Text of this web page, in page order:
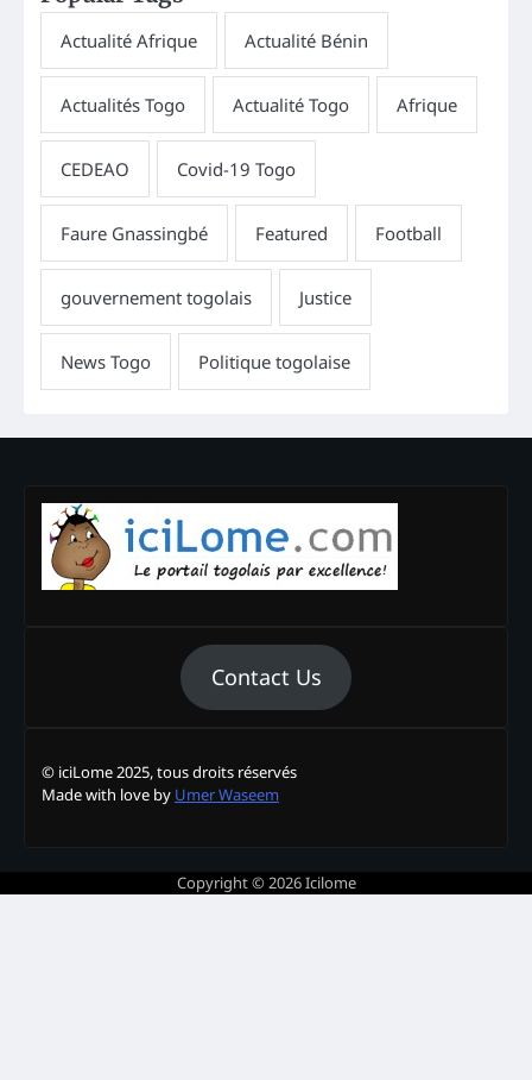
Contact Us
© iciLome 2025, tous droits réservés
Made with love by Umer Waseem
Copyright © 2026Icilome